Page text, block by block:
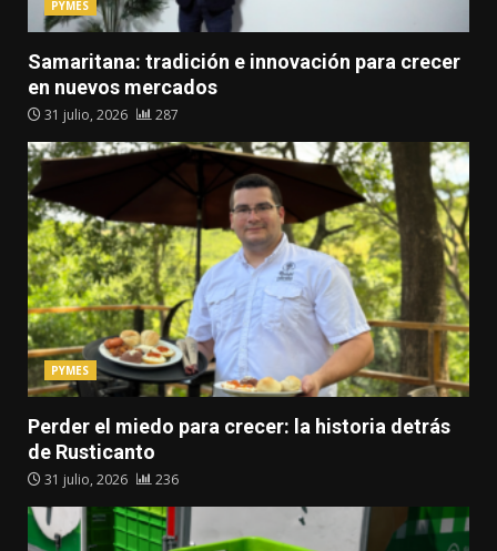
PYMES
Samaritana: tradición e innovación para crecer
en nuevos mercados
31 julio, 2026 287
PYMES
Perder el miedo para crecer: la historia detrás
de Rusticanto
31 julio, 2026 236